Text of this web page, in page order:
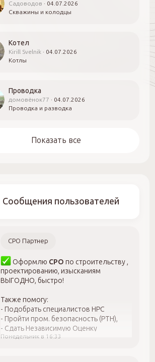
Садоводов
04.07.2026
Скважины и колодцы
Котел
Kirill Svelnik
04.07.2026
Котлы
Проводка
домовёнок77
04.07.2026
Проводка и разводка
Показать все
Сообщения пользователей
СРО Партнер
Оформлю СРО по строительству ,
проектированию, изысканиям
ВЫГОДНО, быстро!
Также помогу:
- Подобрать специалистов НРС
- Пройти пром. безопасность (РТН),
- Сдать Независимую Оценку
Квалификации (НОК)
Понедельник в 16:33